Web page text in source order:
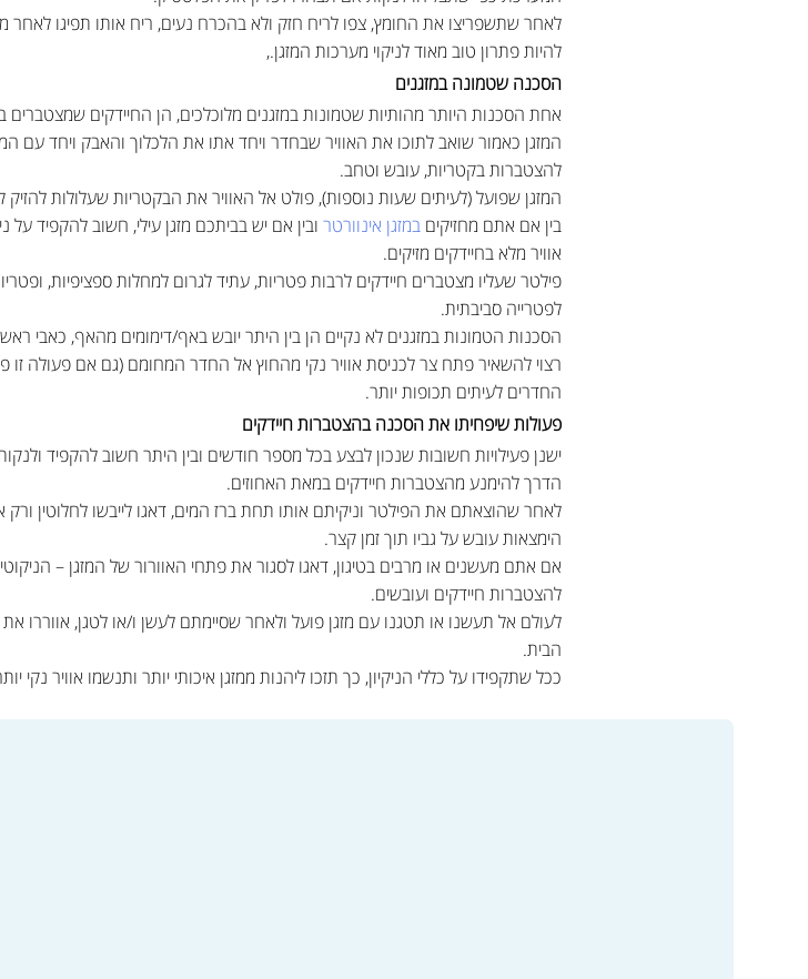
להיות פתרון טוב מאוד לניקוי מערכות המזגן.,
הסכנה שטמונה במזגנים
אחת הסכנות היותר מהותיות שטמונות במזגנים מלוכלכים, הן החיידקים שמצטברים
המזגן כאמור שואב לתוכו את האוויר שבחדר ויחד אתו את הלכלוך והאבק ויחד עם
להצטברות בקטריות, עובש וטחב.
המזגן שפועל (לעיתים שעות נוספות), פולט אל האוויר את הבקטריות שעלולות להזיק
בין אם אתם מחזיקים במזגן אינוורטר ובין אם יש בביתכם מזגן עילי, חשוב להקפיד
אוויר מלא בחיידקים מזיקים.
פילטר שעליו מצטברים חיידקים לרבות פטריות, עתיד לגרום למחלות ספציפיות,
לפטרייה סביבתית.
הסכנות הטמונות במזגנים לא נקיים הן בין היתר יובש באף/דימומים מהאף, כאבי
רצוי להשאיר פתח צר לכניסת אוויר נקי מהחוץ אל החדר המחומם (גם אם פעולה זו
החדרים לעיתים תכופות יותר.
פעולות שיפחיתו את הסכנה בהצטברות חיידקים
ישנן פעילויות חשובות שנכון לבצע בכל מספר חודשים ובין היתר חשוב להקפיד
הדרך להימנע מהצטברות חיידקים במאת האחוזים.
לאחר שהוצאתם את הפילטר וניקיתם אותו תחת ברז המים, דאגו לייבשו לחלוטין
הימצאות עובש על גביו תוך זמן קצר.
אם אתם מעשנים או מרבים בטיגון, דאגו לסגור את פתחי האוורור של המזגן –
להצטברות חיידקים ועובשים.
לעולם אל תעשנו או תטגנו עם מזגן פועל ולאחר שסיימתם לעשן ו/או לטגן,
הבית.
ככל שתקפידו על כללי הניקיון, כך תזכו ליהנות ממזגן איכותי יותר ותנשמו אוויר נקי